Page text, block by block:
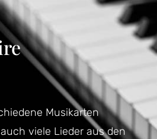
Musikarten
viele Lieder aus den